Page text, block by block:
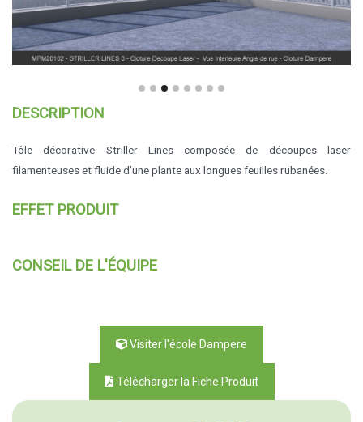
DESCRIPTION
Tôle décorative Striller Lines composée de découpes laser
filamenteuses et fluide d’une plante aux longues feuilles rubanées.
EFFET PRODUIT
CONSEIL DE L'ÉQUIPE
Visiter l'école Dampere
Télécharger la Fiche Produit